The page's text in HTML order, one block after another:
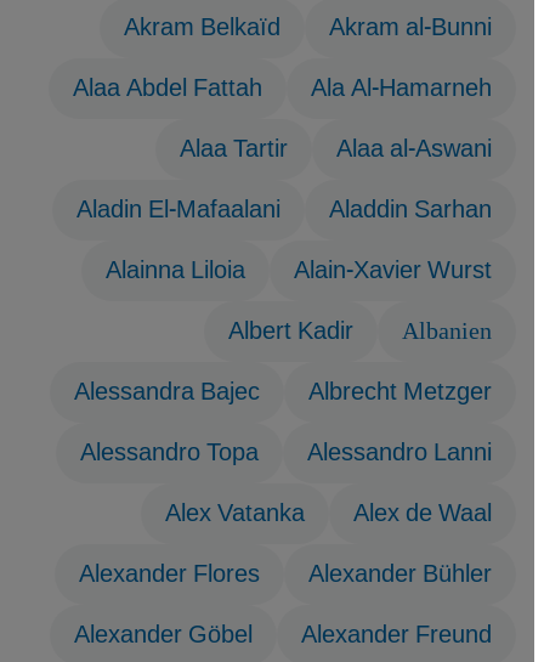
Akram al-Bunni
Akram Belkaïd
Ala Al-Hamarneh
Alaa Abdel Fattah
Alaa al-Aswani
Alaa Tartir
Aladdin Sarhan
Aladin El-Mafaalani
Alain-Xavier Wurst
Alainna Liloia
Albanien
Albert Kadir
Albrecht Metzger
Alessandra Bajec
Alessandro Lanni
Alessandro Topa
Alex de Waal
Alex Vatanka
Alexander Bühler
Alexander Flores
Alexander Freund
Alexander Göbel